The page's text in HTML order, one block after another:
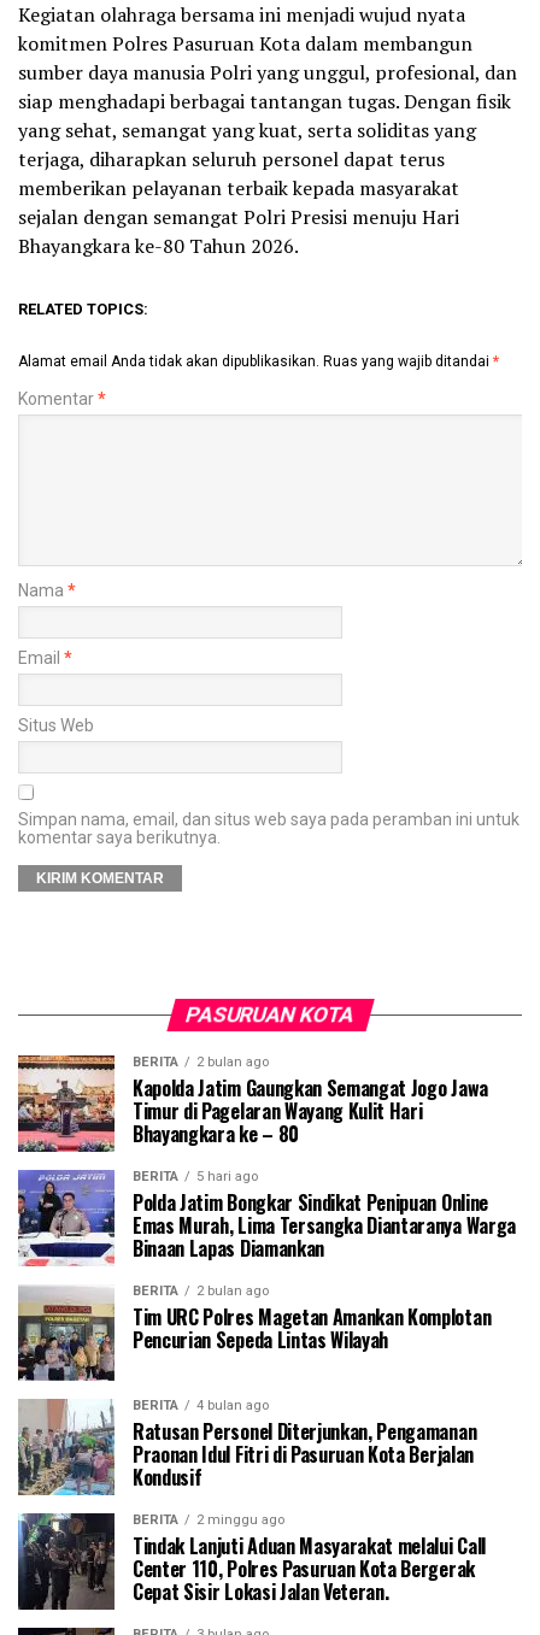
Kegiatan olahraga bersama ini menjadi wujud nyata
komitmen Polres Pasuruan Kota dalam membangun
sumber daya manusia Polri yang unggul, profesional, dan
siap menghadapi berbagai tantangan tugas. Dengan fisik
yang sehat, semangat yang kuat, serta soliditas yang
terjaga, diharapkan seluruh personel dapat terus
memberikan pelayanan terbaik kepada masyarakat
sejalan dengan semangat Polri Presisi menuju Hari
Bhayangkara ke-80 Tahun 2026.
RELATED TOPICS:
Alamat email Anda tidak akan dipublikasikan. Ruas yang wajib ditandai *
Komentar*
Nama *
Email *
Situs Web
Simpan nama, email, dan situs web saya pada peramban ini untuk
komentar saya berikutnya.
PASURUAN KOTA
BERITA 2 bulan ago
Kapolda Jatim Gaungkan Semangat Jogo Jawa
Timur di Pagelaran Wayang Kulit Hari
Bhayangkara ke – 80
BERITA 5 hari ago
Polda Jatim Bongkar Sindikat Penipuan Online
Emas Murah, Lima Tersangka Diantaranya Warga
Binaan Lapas Diamankan
BERITA 2 bulan ago
Tim URC Polres Magetan Amankan Komplotan
Pencurian Sepeda Lintas Wilayah
BERITA 4 bulan ago
Ratusan Personel Diterjunkan, Pengamanan
Praonan Idul Fitri di Pasuruan Kota Berjalan
Kondusif
BERITA 2 minggu ago
Tindak Lanjuti Aduan Masyarakat melalui Call
Center 110, Polres Pasuruan Kota Bergerak
Cepat Sisir Lokasi Jalan Veteran.